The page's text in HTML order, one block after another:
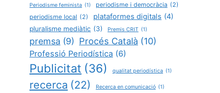
Periodisme feminista (1) periodisme i democràcia (2)
periodisme local (2) plataformes digitals (4)
pluralisme mediàtic (3) Premis CRIT (1)
premsa (9) Procés Català (10)
Professió Periodística (6)
Publicitat (36) qualitat periodística (1)
recerca (22) Recerca en comunicació (1)